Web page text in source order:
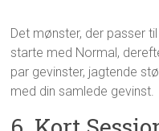
Det mønster, der passer
starte med Normal,
par gevinster, jagtende
med din samlede gevinst.